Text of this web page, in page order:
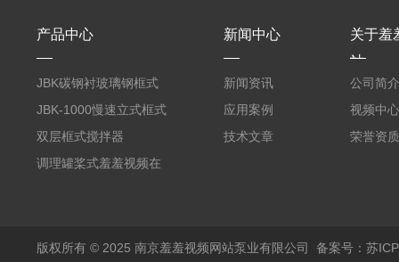
产品中心
JBK碳钢衬玻璃钢框式
羞羞视频在线下载
JBK-1000慢速立式框式
羞羞视频在线下载
双层框式搅拌器
调理罐桨式羞羞视频在
新闻中心
新闻资讯
应用案例
技术文章
关于羞
站
公司简介
视频中心
荣誉资质
版权所有 © 2025 南京羞羞视频网站泵业有限公司 备案号：苏